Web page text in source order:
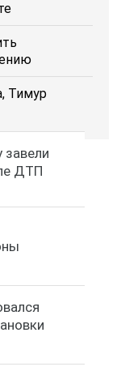
Тимур
завели
ДТП